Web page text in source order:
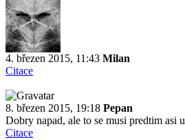
4. březen 2015, 11:43 Milan
Citace
8. březen 2015, 19:18 Pepan
Dobry napad, ale to se musi predtim asi
Citace